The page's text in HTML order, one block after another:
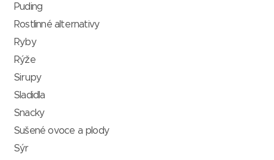
Puding
Rostlinné alternativy
Ryby
Rýže
Sirupy
Sladidla
Snacky
Sušené ovoce a plody
Sýr